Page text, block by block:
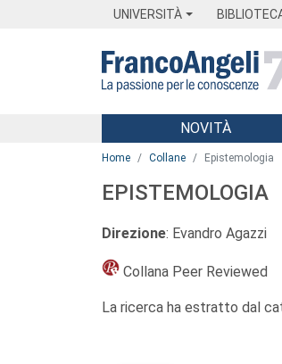
UNIVERSITÀ
Menu
NOVITÀ
Home Collane Epistemologia
EPISTEMOLOGIA
Direzione: Evandro Agazzi
Collana Peer Reviewed
La ricerca ha estratto dal